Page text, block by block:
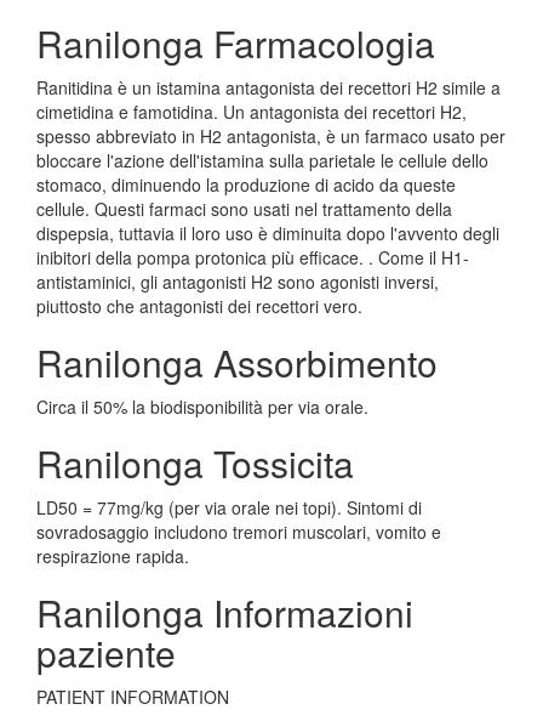
Ranilonga Farmacologia
Ranitidina è un istamina antagonista dei recettori H2 simile a
cimetidina e famotidina. Un antagonista dei recettori H2,
spesso abbreviato in H2 antagonista, è un farmaco usato per
bloccare l'azione dell'istamina sulla parietale le cellule dello
stomaco, diminuendo la produzione di acido da queste
cellule. Questi farmaci sono usati nel trattamento della
dispepsia, tuttavia il loro uso è diminuita dopo l'avvento degli
inibitori della pompa protonica più efficace. . Come il H1-
antistaminici, gli antagonisti H2 sono agonisti inversi,
piuttosto che antagonisti dei recettori vero.
Ranilonga Assorbimento
Circa il 50% la biodisponibilità per via orale.
Ranilonga Tossicita
LD50 = 77mg/kg (per via orale nei topi). Sintomi di
sovradosaggio includono tremori muscolari, vomito e
respirazione rapida.
Ranilonga Informazioni
paziente
PATIENT INFORMATION